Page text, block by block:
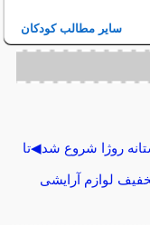
سایر مطالب کودکان
روژا شروع شد◀تا